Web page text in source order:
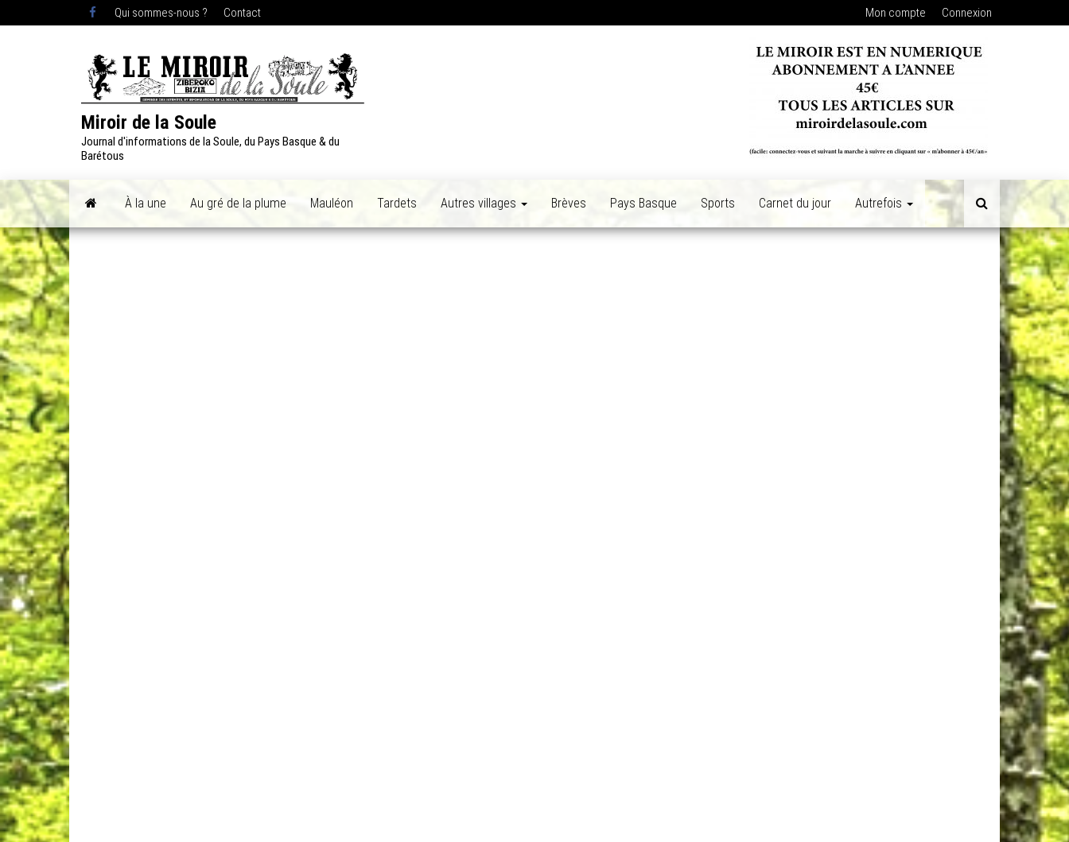
Qui sommes-nous ? Contact Mon compte Connexion
Miroir de la Soule
Journal d'informations de la Soule, du Pays Basque & du
Barétous
À la une Au gré de la plume Mauléon Tardets Autres villages Brèves Pays Basque Sports Carnet du jour Autrefois